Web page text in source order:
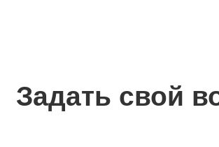
Задать свой